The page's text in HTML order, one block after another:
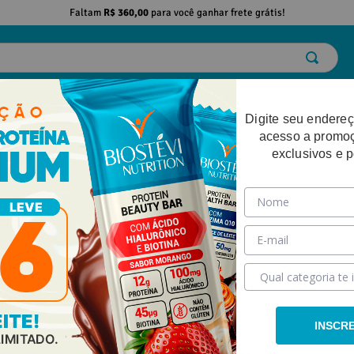
Faltam R$ 360,00para você ganhar frete grátis!
EMAGRECIMENTO DESEMPENHO FÍSICO
Digite seu
acesso a
exclusivos e